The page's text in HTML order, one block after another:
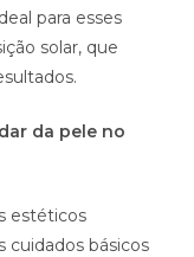
para esses
solar, que
da pele no
estéticos
cuidados básicos